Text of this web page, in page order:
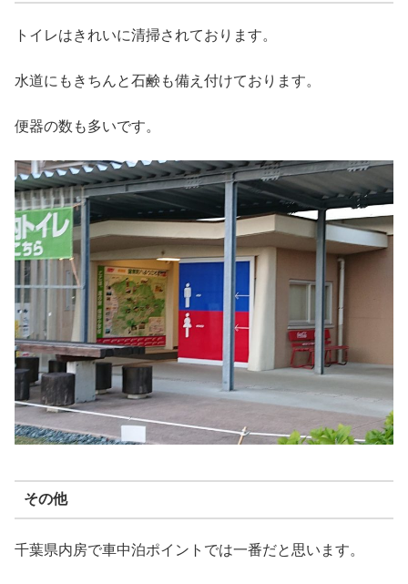
トイレはきれいに清掃されております。
水道にもきちんと石鹸も備え付けております。
便器の数も多いです。
その他
千葉県内房で車中泊ポイントでは一番だと思います。